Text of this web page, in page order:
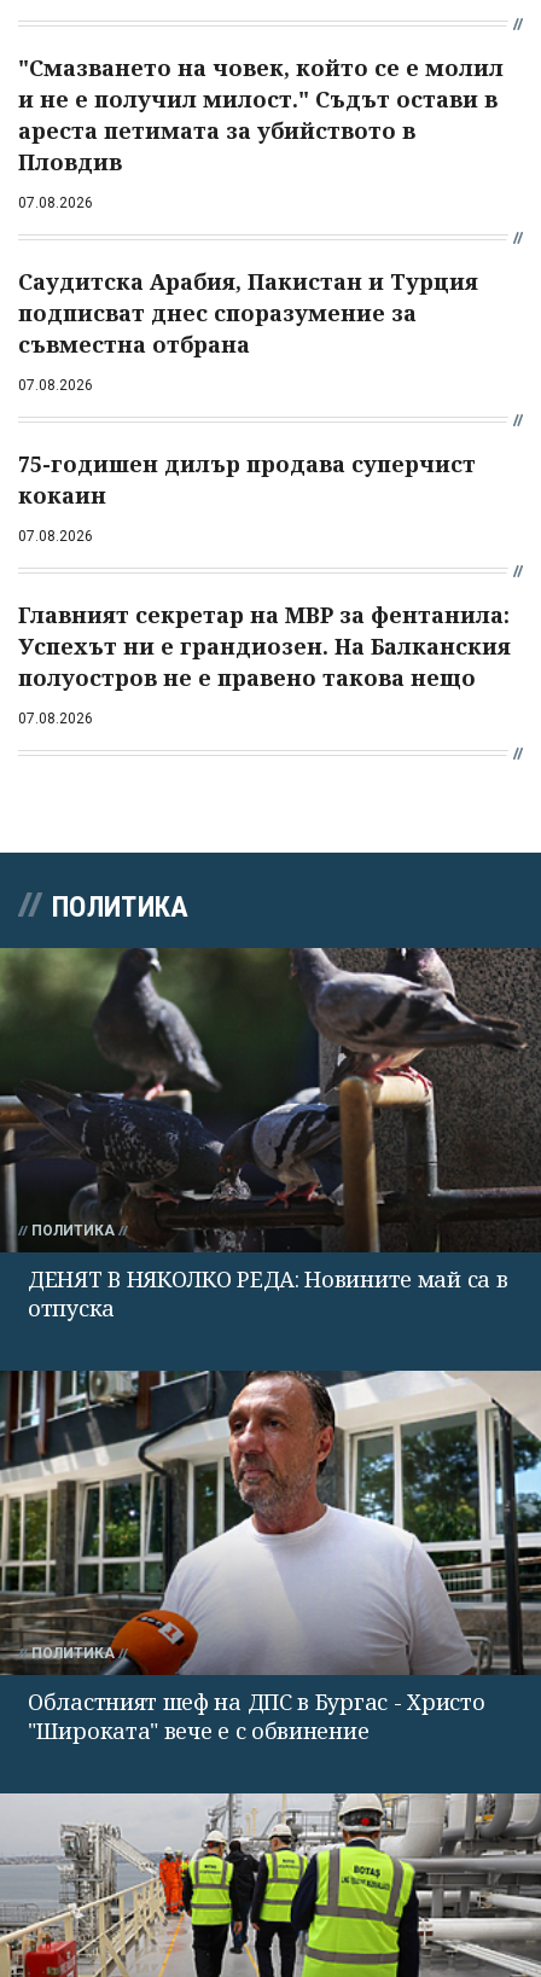
"Смазването на човек, който се е молил
и не е получил милост." Съдът остави в
ареста петимата за убийството в
Пловдив
07.08.2026
Саудитска Арабия, Пакистан и Турция
подписват днес споразумение за
съвместна отбрана
07.08.2026
75-годишен дилър продава суперчист
кокаин
07.08.2026
Главният секретар на МВР за фентанила:
Успехът ни е грандиозен. На Балканския
полуостров не е правено такова нещо
07.08.2026
ПОЛИТИКА
ПОЛИТИКА
ДЕНЯТ В НЯКОЛКО РЕДА: Новините май са в
отпуска
ПОЛИТИКА
Областният шеф на ДПС в Бургас - Христо
"Широката" вече е с обвинение